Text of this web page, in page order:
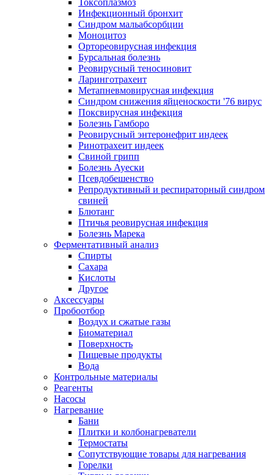
Токсоплазмоз
Инфекционный бронхит
Синдром мальабсорбции
Моноцитоз
Ортореовирусная инфекция
Бурсальная болезнь
Реовирусный теносиновит
Ларинготрахеит
Метапневмовирусная инфекция
Синдром снижения яйценоскости '76 вирус
Поксвирусная инфекция
Болезнь Гамборо
Реовирусный энтеронефрит индеек
Ринотрахеит индеек
Свиной грипп
Болезнь Ауески
Псевдобешенство
Репродуктивный и респираторный синдром
свиней
Блютанг
Птичья реовирусная инфекция
Болезнь Марека
Ферментативный анализ
Спирты
Сахара
Кислоты
Другое
Аксессуары
Пробоотбор
Воздух и сжатые газы
Биоматериал
Поверхность
Пищевые продукты
Вода
Контрольные материалы
Реагенты
Насосы
Нагревание
Бани
Плитки и колбонагреватели
Термостаты
Сопутствующие товары для нагревания
Горелки